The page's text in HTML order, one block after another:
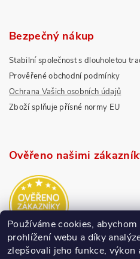
Bezpečný nákup
Stabilní společnost s dlouholetou
Prověřené obchodní podmínky
Ochrana Vašich osobních údajů
Zboží splňuje přísné normy EU
Ověřeno našimi
Používáme cookies,
prohlížení webu a díky
zlepšovali jeho funkce, výkon